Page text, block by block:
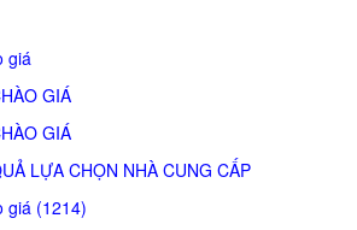
giá
GIÁ
GIÁ
LỰA CHỌN NHÀ CUNG CẤP
giá (1214)